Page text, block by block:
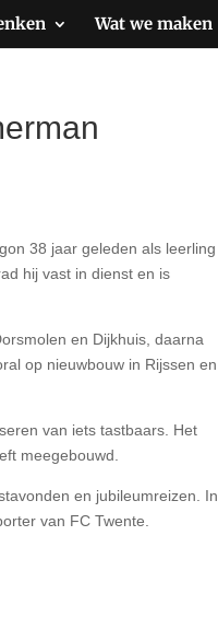
Wat we maken
38 jaar geleden als leerling
hij vast in dienst en is
en Dijkhuis, daarna
op nieuwbouw in Rijssen en
van iets tastbaars. Het
meegebouwd.
en jubileumreizen. In
van FC Twente.